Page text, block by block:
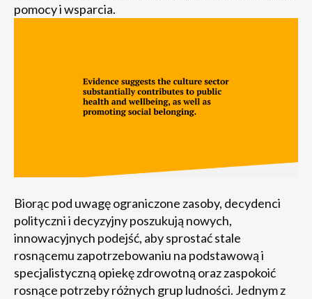
pomocy i wsparcia.
Biorąc pod uwagę ograniczone zasoby, decydenci
polityczni i decyzyjny poszukują nowych,
innowacyjnych podejść, aby sprostać stale
rosnącemu zapotrzebowaniu na podstawową i
specjalistyczną opiekę zdrowotną oraz zaspokoić
rosnące potrzeby różnych grup ludności. Jednym z